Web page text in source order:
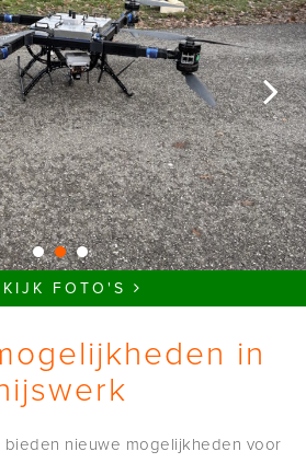
FOTO'S
in
bieden nieuwe mogelijkheden voor